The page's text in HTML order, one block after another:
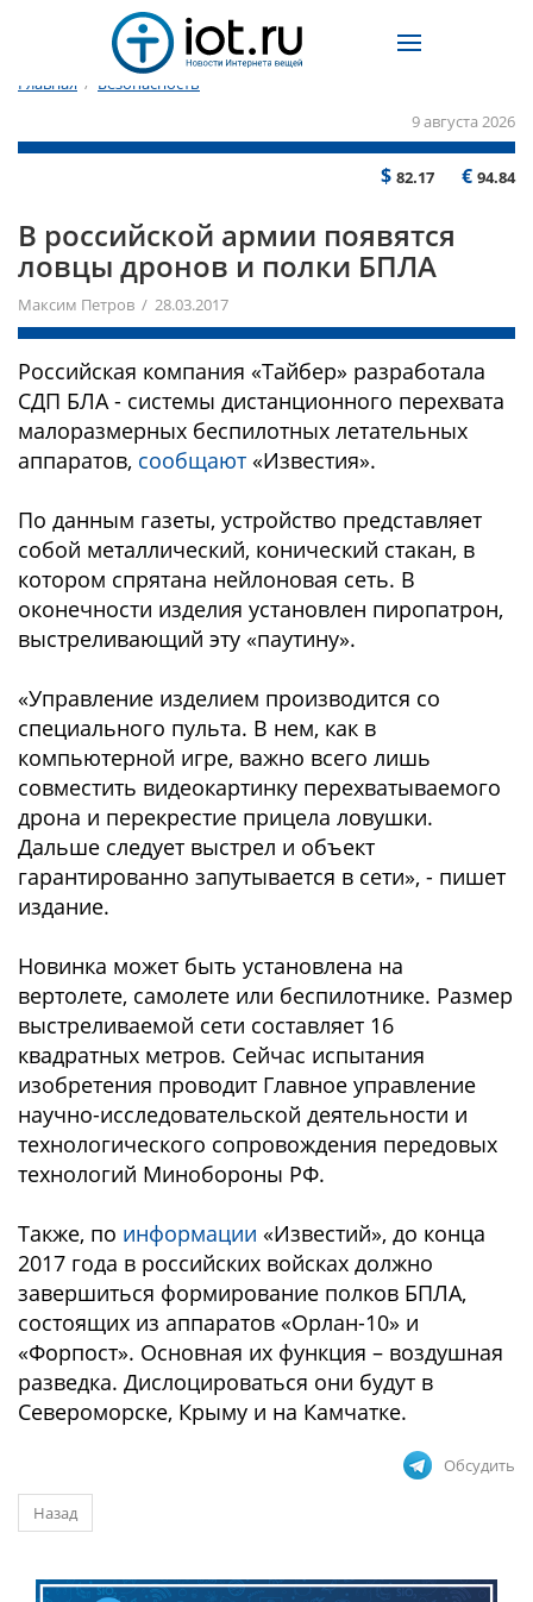
Главная / Безопасность
9 августа 2026
$ 82.17 € 94.84
В российской армии появятся
ловцы дронов и полки БПЛА
Максим Петров / 28.03.2017
Российская компания «Тайбер» разработала
СДП БЛА - системы дистанционного перехвата
малоразмерных беспилотных летательных
аппаратов, сообщают «Известия».
По данным газеты, устройство представляет
собой металлический, конический стакан, в
котором спрятана нейлоновая сеть. В
оконечности изделия установлен пиропатрон,
выстреливающий эту «паутину».
«Управление изделием производится со
специального пульта. В нем, как в
компьютерной игре, важно всего лишь
совместить видеокартинку перехватываемого
дрона и перекрестие прицела ловушки.
Дальше следует выстрел и объект
гарантированно запутывается в сети», - пишет
издание.
Новинка может быть установлена на
вертолете, самолете или беспилотнике. Размер
выстреливаемой сети составляет 16
квадратных метров. Сейчас испытания
изобретения проводит Главное управление
научно-исследовательской деятельности и
технологического сопровождения передовых
технологий Минобороны РФ.
Также, по информации «Известий», до конца
2017 года в российских войсках должно
завершиться формирование полков БПЛА,
состоящих из аппаратов «Орлан-10» и
«Форпост». Основная их функция – воздушная
разведка. Дислоцироваться они будут в
Североморске, Крыму и на Камчатке.
Обсудить
Назад